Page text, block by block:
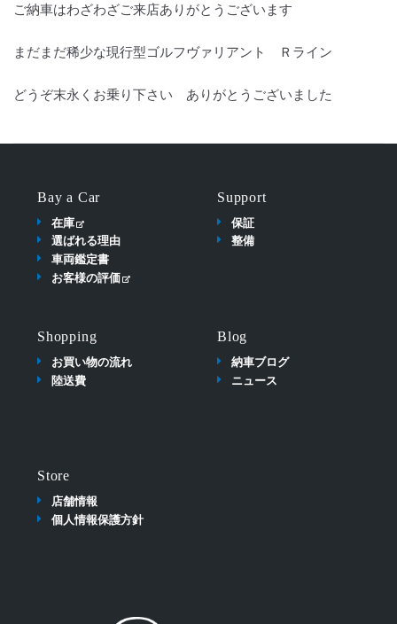
ご納車はわざわざご来店ありがとうございます
まだまだ稀少な現行型ゴルフヴァリアント Ｒライン
どうぞ末永くお乗り下さい ありがとうございました
Bay a Car
在庫
選ばれる理由
車両鑑定書
お客様の評価
Support
保証
整備
Shopping
お買い物の流れ
陸送費
Blog
納車ブログ
ニュース
Store
店舗情報
個人情報保護方針